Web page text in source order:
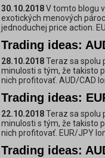
30.10.2018V tomto blogu
exotických menových
jednoduchej price action.
Trading ideas:
28.10.2018Teraz sa spolu
minulosti s tým, že takisto
nich profitovať. AUD/CAD
Trading ideas:
22.10.2018Teraz sa spolu
minulosti s tým, že takisto
nich profitovať. EUR/JPY
Trading ideas: